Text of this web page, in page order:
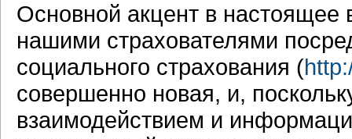
Основной акцент в
нашими страхователями
социального страхования (
совершенно новая, и,
взаимодействием и